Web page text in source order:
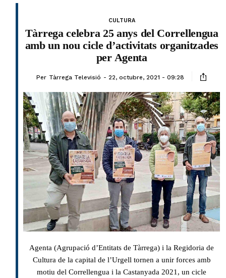
CULTURA
Tàrrega celebra 25 anys del Correllengua
amb un nou cicle d’activitats organitzades
per Agenta
Per Tàrrega Televisió 22, octubre, 2021 - 09:28
Agenta (Agrupació d’Entitats de Tàrrega) i la Regidoria de
Cultura de la capital de l’Urgell tornen a unir forces amb
motiu del Correllengua i la Castanyada 2021, un cicle